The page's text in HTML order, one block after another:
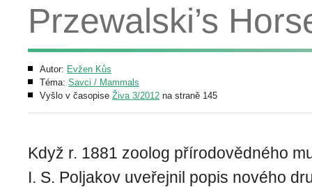
Przewalski’s
Autor: Evžen Kůs
Téma: Savci / Mammals
Vyšlo v časopise Živa 3/2012 na straně 145
Když r. 1881 zoolog přírodovědného
I. S. Poljakov uveřejnil popis nového